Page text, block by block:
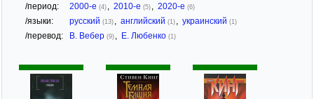
/период: 2000-е (4) , 2010-е (5) , 2020-е (6)
/языки: русский (13) , английский (1) , украинский (1)
/перевод: В. Вебер (9) , Е. Любенко (1)